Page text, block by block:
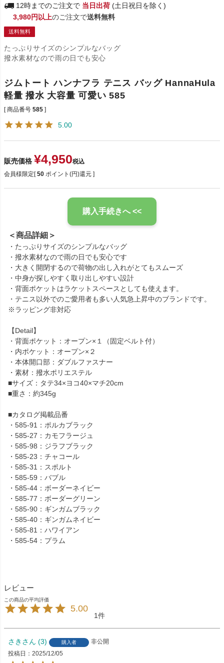
12時までのご注文で 当日出荷(土日祝日を除く)
3,980円以上のご注文で送料無料
送料無料
たっぷりサイズのシンプルなバッグ
撥水素材なので雨の日でも安心
ジムトート ハンナフラ テニス バッグ HannaHula
軽量 撥水 大容量 可愛い 585
商品番号 585
5.00
販売価格 ¥4,950税込
会員様限定[ 50 ポイント(円)還元 ]
購入手続きへ <<
＜商品詳細＞
・たっぷりサイズのシンプルなバッグ
・撥水素材なので雨の日でも安心です
・大きく開閉するので荷物の出し入れがとてもスムーズ
・中身が探しやすく取り出しやすい設計
・背面ポケットはラケットスペースとしても使えます。
・テニス以外でのご愛用者も多い人気急上昇中のブランドです。
※ラッピング非対応
【Detail】
・背面ポケット：オープン×１（固定ベルト付）
・内ポケット：オープン×２
・本体開口部：ダブルファスナー
・素材：撥水ポリエステル
■サイズ：タテ34×ヨコ40×マチ20cm
■重さ：約345g
■カタログ掲載品番
・585-91：ポルカブラック
・585-27：カモフラージュ
・585-98：ジラフブラック
・585-23：チャコール
・585-31：スポルト
・585-59：バブル
・585-44：ボーダーネイビー
・585-77：ボーダーグリーン
・585-90：ギンガムブラック
・585-40：ギンガムネイビー
・585-81：ハワイアン
・585-54：プラム
レビュー
5.00
1
さき 3 購入者
非公開
投稿日
2025/12/05